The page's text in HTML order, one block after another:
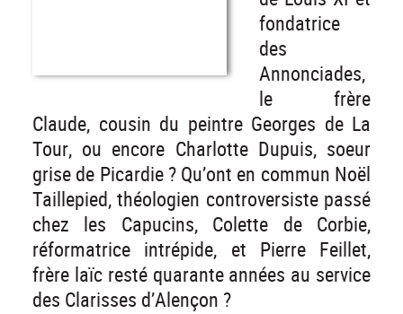
fondatrice
des
Annonciades,
le frère
Claude, cousin du peintre Georges de La
Tour, ou encore Charlotte Dupuis, soeur
grise de Picardie ? Qu’ont en commun Noël
Taillepied, théologien controversiste passé
chez les Capucins, Colette de Corbie,
réformatrice intrépide, et Pierre Feillet,
frère laïc resté quarante années au service
des Clarisses d’Alençon ?